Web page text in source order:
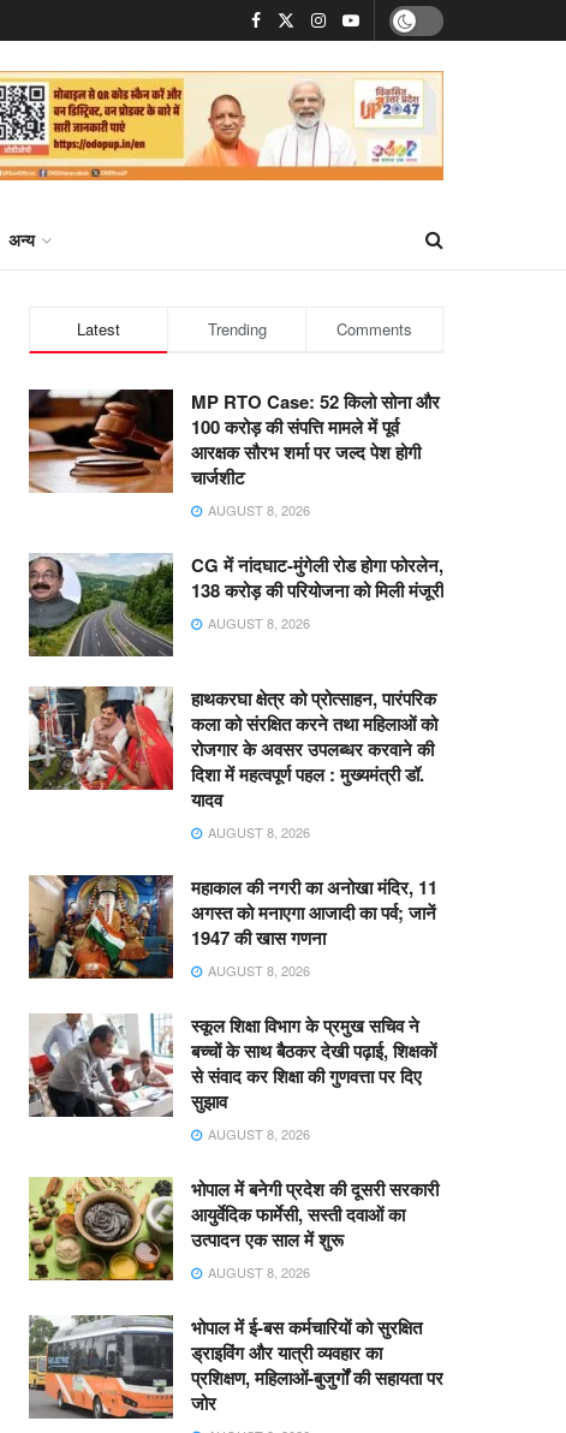
अन्य
Latest Trending Comments
MP RTO Case: 52 किलो सोना और
100 करोड़ की संपत्ति मामले में पूर्व
आरक्षक सौरभ शर्मा पर जल्द पेश होगी
चार्जशीट
AUGUST 8, 2026
CG में नांदघाट-मुंगेली रोड होगा फोरलेन,
138 करोड़ की परियोजना को मिली मंजूरी
AUGUST 8, 2026
हाथकरघा क्षेत्र को प्रोत्साहन, पारंपरिक
कला को संरक्षित करने तथा महिलाओं को
रोजगार के अवसर उपलब्धर करवाने की
दिशा में महत्वपूर्ण पहल : मुख्यमंत्री डॉ.
यादव
AUGUST 8, 2026
महाकाल की नगरी का अनोखा मंदिर, 11
अगस्त को मनाएगा आजादी का पर्व; जानें
1947 की खास गणना
AUGUST 8, 2026
स्कूल शिक्षा विभाग के प्रमुख सचिव ने
बच्चों के साथ बैठकर देखी पढ़ाई, शिक्षकों
से संवाद कर शिक्षा की गुणवत्ता पर दिए
सुझाव
AUGUST 8, 2026
भोपाल में बनेगी प्रदेश की दूसरी सरकारी
आयुर्वेदिक फार्मेसी, सस्ती दवाओं का
उत्पादन एक साल में शुरू
AUGUST 8, 2026
भोपाल में ई-बस कर्मचारियों को सुरक्षित
ड्राइविंग और यात्री व्यवहार का
प्रशिक्षण, महिलाओं-बुजुर्गों की सहायता पर
जोर